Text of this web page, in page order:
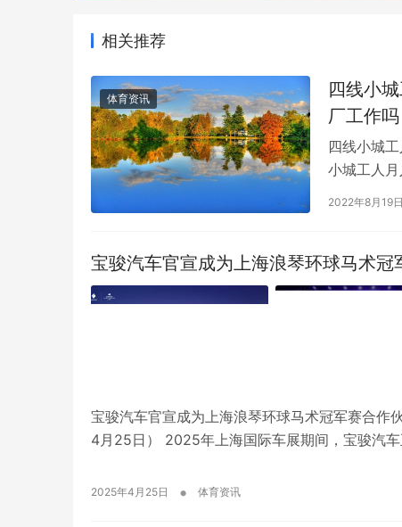
相关推荐
体育资讯
四线小
厂工作吗
四线小城
小城工人
话题推向
2022年8月19日
宝骏汽车官宣成为上海浪琴环球马术冠
宝骏汽车官宣成为上海浪琴环球马术冠军赛合
4月25日） 2025年上海国际车展期间，宝骏汽
2025年4月25日 • 体育资讯